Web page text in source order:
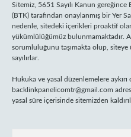
Sitemiz, 5651 Sayılı Kanun
(BTK) tarafından onaylanmış bir Yer
nedenle, sitedeki içerikleri proaktif
yükümlülüğümüz bulunmamaktadır.
sorumluluğunu taşımakta olup,
sayılırlar.
Hukuka ve yasal düzenlemelere
backlinkpanelicomtr@gmail.com
yasal süre içerisinde sitemizden